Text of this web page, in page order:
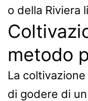
o della Riviera
metodo
La
di godere di un